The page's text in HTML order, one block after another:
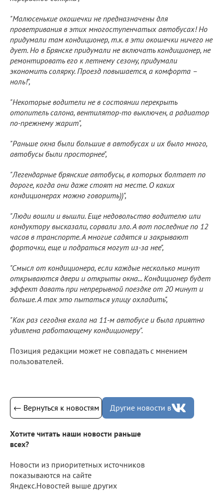
"Малюсенькие окошечки не предназначены для
проветривания в этих многоступенчатых автобусах! Но
придумали там кондиционер, т.к. в эти окошечки ничего не
дует. Но в Брянске придумали не включать кондиционер, не
ремонтировать его к летнему сезону, придумали
экономить солярку. Проезд повышается, а комфорта –
ноль!",
"Некоторые водители не в состоянии перекрыть
отопитель салона, вентилятор-то выключен, а радиатор
по-прежнему жарит",
"Раньше окна были большие в автобусах и их было много,
автобусы были просторнее",
"Легендарные брянские автобусы, в которых болтает по
дороге, когда они даже стоят на месте. О каких
кондиционерах можно говорить))",
"Люди вошли и вышли. Еще недовольство водителю или
кондуктору высказали, сорвали зло. А вот последние по 12
часов в транспорте. А многие садятся и закрывают
форточки, еще и подраться могут из-за нее",
"Смысл от кондиционера, если каждые несколько минут
открываются двери и открыты окна... Кондиционер будет
эффект давать при непрерывной поездке от 20 минут и
больше. А так это пытаться улицу охладить",
"Как раз сегодня ехала на 11-м автобусе и была приятно
удивлена работающему кондиционеру".
Позиция редакции может не совпадать с мнением
пользователей.
← Вернуться к новостям Другие новости в
Хотите читать наши новости раньше
всех?
Новости из приоритетных источников
показываются на сайте
Яндекс.Новостей выше других